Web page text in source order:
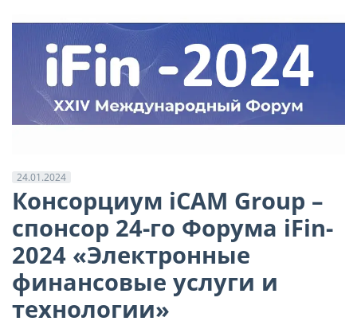
24.01.2024
Консорциум iCAM Group –
спонсор 24-го Форума iFin-
2024 «Электронные
финансовые услуги и
технологии»